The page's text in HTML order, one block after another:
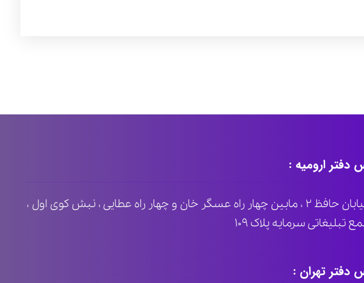
دفتر ارومیه :
خیابان حافظ ۲ ، مابین چهار راه عسگر خان و چهار راه عطایی ، نبش کوی اول ،
تبلیغاتی سرمایه پلاک ۱۰۹
دفتر تهران :